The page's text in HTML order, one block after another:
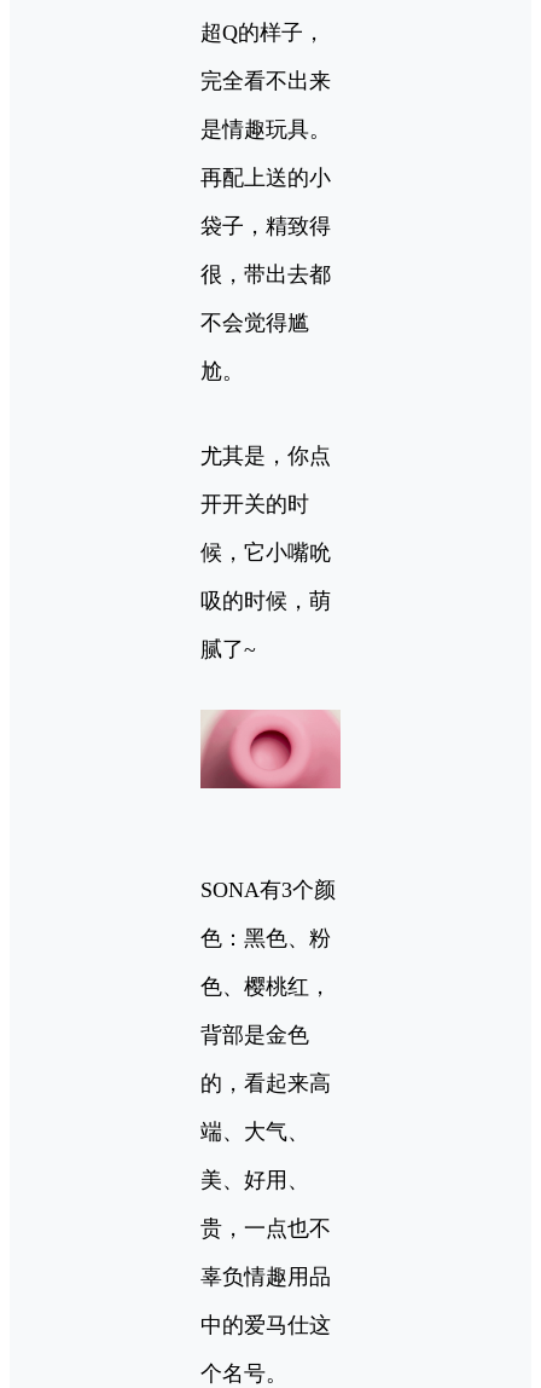
超Q的样子，
完全看不出来
是情趣玩具。
再配上送的小
袋子，精致得
很，带出去都
不会觉得尴
尬。
尤其是，你点
开开关的时
候，它小嘴吮
吸的时候，萌
腻了~
SONA有3个颜
色：黑色、粉
色、樱桃红，
背部是金色
的，看起来高
端、大气、
美、好用、
贵，一点也不
辜负情趣用品
中的爱马仕这
个名号。